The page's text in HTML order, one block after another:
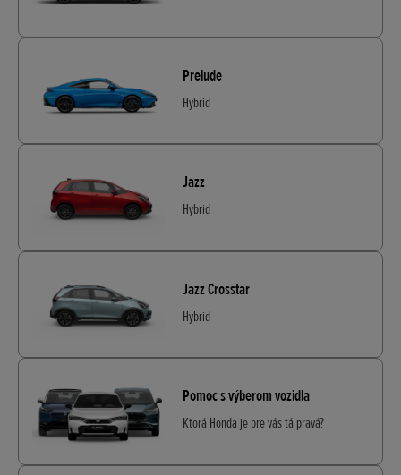
Prelude
Hybrid
Jazz
Hybrid
Jazz Crosstar
Hybrid
Pomoc s výberom vozidla
Ktorá Honda je pre vás tá pravá?